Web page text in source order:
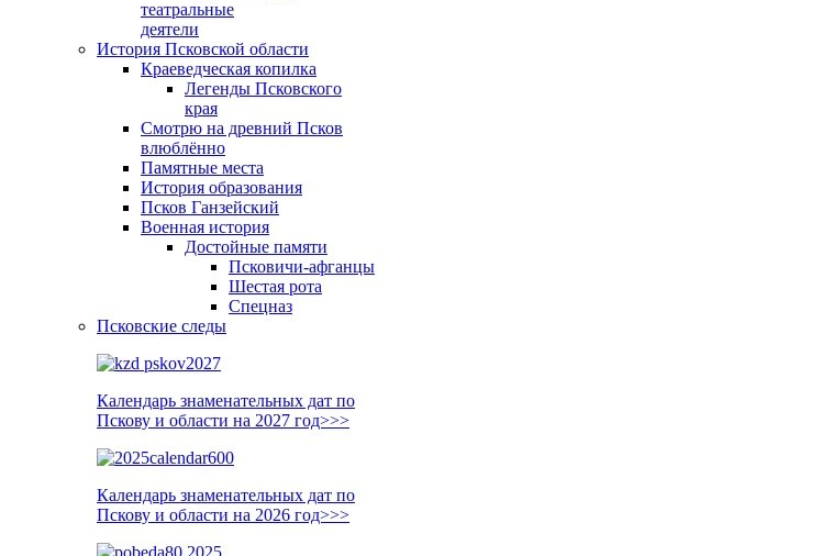
театральные
деятели
История Псковской области
Краеведческая копилка
Легенды Псковского
края
Смотрю на древний Псков
влюблённо
Памятные места
История образования
Псков Ганзейский
Военная история
Достойные памяти
Псковичи-афганцы
Шестая рота
Спецназ
Псковские следы
Календарь знаменательных дат по
Пскову и области на 2027 год>>>
Календарь знаменательных дат по
Пскову и области на 2026 год>>>